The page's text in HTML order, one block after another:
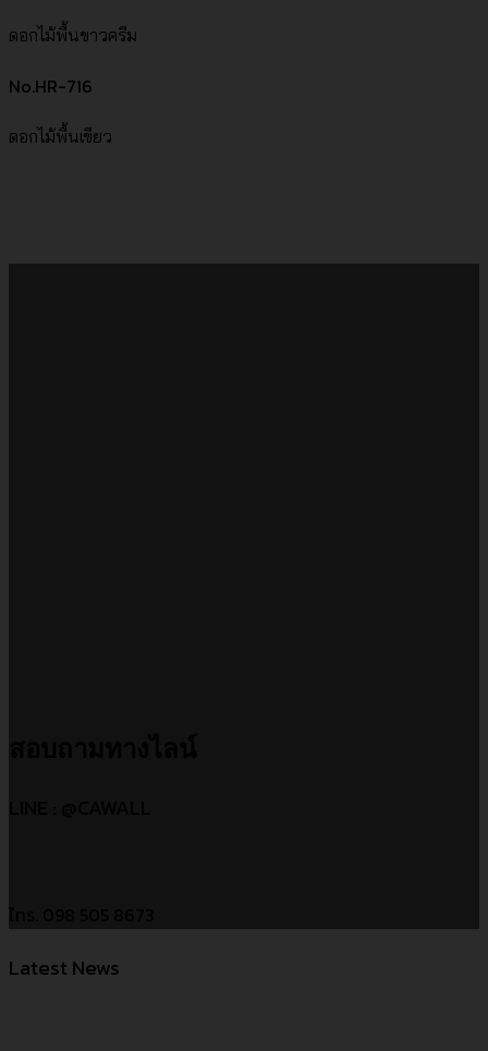
ดอกไม้พื้นขาวครีม
No.HR-716
ดอกไม้พื้นเขียว
Latest News